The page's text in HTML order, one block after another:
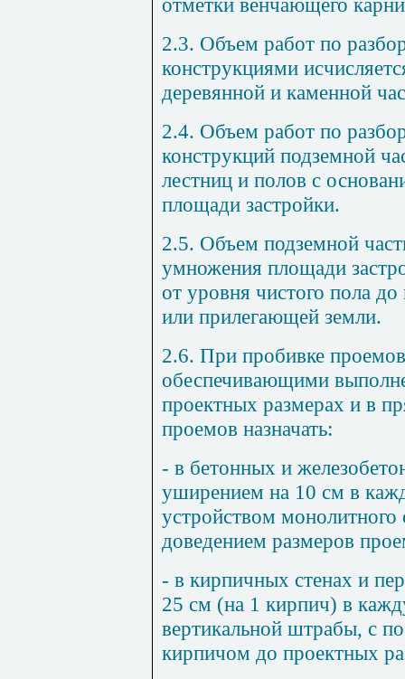
2.3. Объем работ по
конструкциями
деревянной и каменной
2.4. Объем работ по
конструкций подземной
лестниц и полов с
площади застройки.
2.5. Объем подземной
умножения площади
от уровня чистого пола
или прилегающей земли.
2.6. При пробивке
обеспечивающими
проектных размерах и в
проемов назначать:
- в бетонных и
уширением на 10 см в
устройством
доведением размеров
- в кирпичных стенах и
25 см (на 1 кирпич) в
вертикальной штрабы, с
кирпичом до проектных